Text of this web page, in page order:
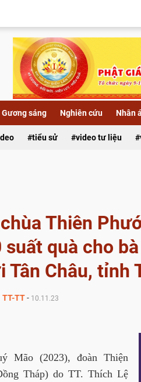
Gương sáng Nghiên cứu Nhân
tiểu sử video tư liệu
Thiên
quà cho
Châu, tỉnh
TT-TT- 10.11.23
Mão (2023), đoàn Thiện
Tháp) do TT. Thích Lệ